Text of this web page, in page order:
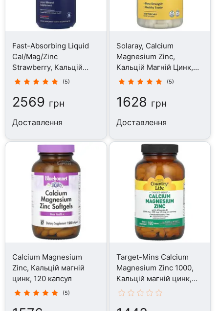
Fast-Absorbing Liquid
Cal/Mag/Zinc
Strawberry, Кальцій
магній цинк, 946 мл
(5)
2569 грн
Доставлення
Solaray, Calcium
Magnesium Zinc,
Кальцій Магній Цинк,
250 капсул
(5)
1628 грн
Доставлення
Calcium Magnesium
Zinc, Кальцій магній
цинк, 120 капсул
(5)
Target-Mins Calcium
Magnesium Zinc 1000,
Кальцій магній цинк,
180 таблеток